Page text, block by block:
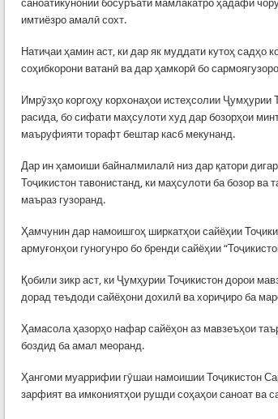
саноатикунонии босуръати мамлакатро ҳадафи
имтиёзро амалӣ сохт.
Натиҷаи ҳамин аст, ки дар як муддати кутоҳ садҳо
соҳибкорони ватанӣ ва дар ҳамкорӣ бо
Имрӯзҳо коргоҳу корхонаҳои истеҳсолии Ҷумҳурии
расида, бо сифати маҳсулоти худ дар бозорҳои
маъруфияти торафт бештар касб мекунанд.
Дар ин ҳамоиши байналмилалӣ низ дар қатори
Тоҷикистон тавонистанд, ки маҳсулоти ба бозор ва
маъраз гузоранд.
Ҳамчунин дар намоишгоҳ ширкатҳои сайёҳии
армуғонҳои гуногунро бо бренди сайёҳии
Қобили зикр аст, ки Ҷумҳурии Тоҷикистон дорои
дорад теъдоди сайёҳони дохилӣ ва хориҷиро ба
Ҳамасола ҳазорҳо нафар сайёҳон аз мавзеъҳои
боздид ба амал меоранд.
Ҳангоми муаррифии гӯшаи намоишии Тоҷикистон
зарфият ва имкониятҳои рушди соҳаҳои саноат ва